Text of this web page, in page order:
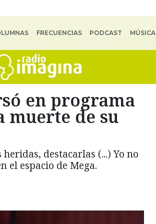
FRECUENCIAS PODCAST MÚSICA
en programa
muerte de su
destacarlas (...) Yo no
el espacio de Mega.